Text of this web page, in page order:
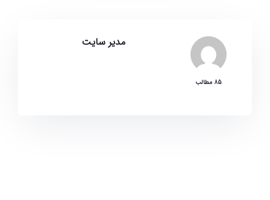
85 مطالب
مدیر سایت